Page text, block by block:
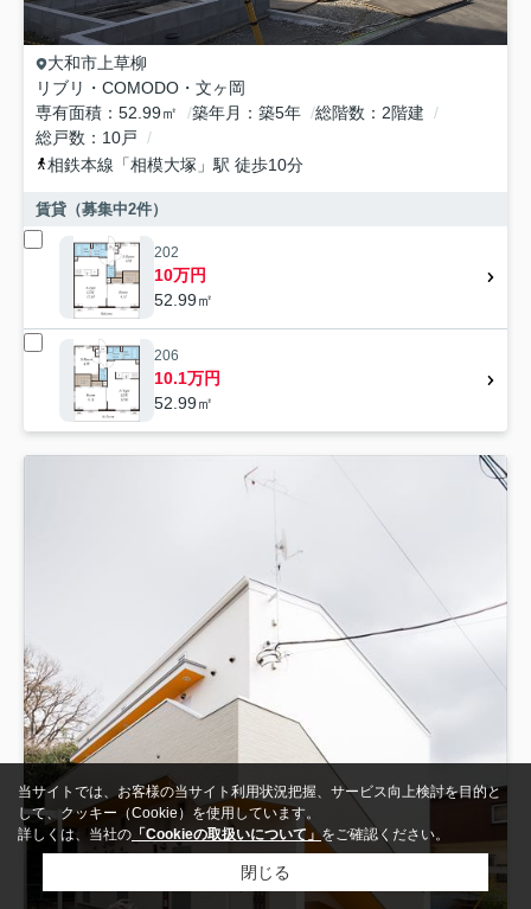
大和市 上草柳
リブリ・COMODO・文ヶ岡
専有面積
52.99㎡ 築年月 築5年 総階数
2階建
総戸数
10戸
相鉄本線 「相模大塚 」駅 徒歩10分
賃貸（募集中2件）
202
10万円
52.99㎡
206
10.1万円
52.99㎡
当サイトでは、お客様の当サイト利用状況把握、サービス向上検討を目的と
して、クッキー（Cookie）を使用しています。
詳しくは、当社の 「Cookieの取扱いについて」をご確認ください。
閉じる